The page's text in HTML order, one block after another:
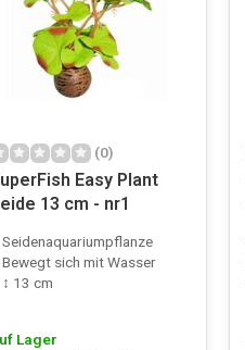
(0)
Easy Plant
13 cm - nr1
Seidenaquariumpflanze
Bewegt sich mit Wasser
↕ 13 cm
Lager